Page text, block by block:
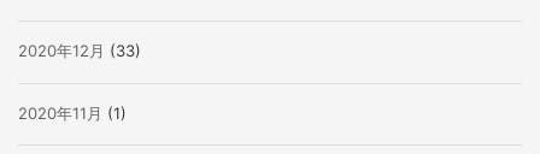
2020年12月 (33)
2020年11月 (1)